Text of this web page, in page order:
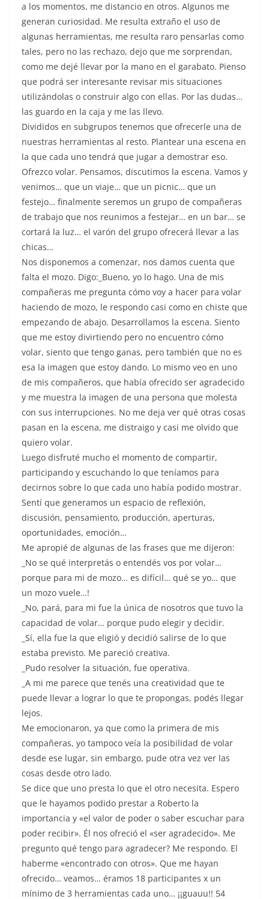
a los momentos, me distancio en otros. Algunos me
generan curiosidad. Me resulta extraño el uso de
algunas herramientas, me resulta raro pensarlas como
tales, pero no las rechazo, dejo que me sorprendan,
como me dejé llevar por la mano en el garabato. Pienso
que podrá ser interesante revisar mis situaciones
utilizándolas o construir algo con ellas. Por las dudas…
las guardo en la caja y me las llevo.
Divididos en subgrupos tenemos que ofrecerle una de
nuestras herramientas al resto. Plantear una escena en
la que cada uno tendrá que jugar a demostrar eso.
Ofrezco volar. Pensamos, discutimos la escena. Vamos y
venimos… que un viaje… que un picnic… que un
festejo… finalmente seremos un grupo de compañeras
de trabajo que nos reunimos a festejar… en un bar… se
cortará la luz… el varón del grupo ofrecerá llevar a las
chicas…
Nos disponemos a comenzar, nos damos cuenta que
falta el mozo. Digo:_Bueno, yo lo hago. Una de mis
compañeras me pregunta cómo voy a hacer para volar
haciendo de mozo, le respondo casi como en chiste que
empezando de abajo. Desarrollamos la escena. Siento
que me estoy divirtiendo pero no encuentro cómo
volar, siento que tengo ganas, pero también que no es
esa la imagen que estoy dando. Lo mismo veo en uno
de mis compañeros, que había ofrecido ser agradecido
y me muestra la imagen de una persona que molesta
con sus interrupciones. No me deja ver qué otras cosas
pasan en la escena, me distraigo y casi me olvido que
quiero volar.
Luego disfruté mucho el momento de compartir,
participando y escuchando lo que teníamos para
decirnos sobre lo que cada uno había podido mostrar.
Sentí que generamos un espacio de reflexión,
discusión, pensamiento, producción, aperturas,
oportunidades, emoción…
Me apropié de algunas de las frases que me dijeron:
_No se qué interpretás o entendés vos por volar…
porque para mi de mozo… es difícil… qué se yo… que
un mozo vuele…!
_No, pará, para mi fue la única de nosotros que tuvo la
capacidad de volar… porque pudo elegir y decidir.
_Sí, ella fue la que eligió y decidió salirse de lo que
estaba previsto. Me pareció creativa.
_Pudo resolver la situación, fue operativa.
_A mi me parece que tenés una creatividad que te
puede llevar a lograr lo que te propongas, podés llegar
lejos.
Me emocionaron, ya que como la primera de mis
compañeras, yo tampoco veía la posibilidad de volar
desde ese lugar, sin embargo, pude otra vez ver las
cosas desde otro lado.
Se dice que uno presta lo que el otro necesita. Espero
que le hayamos podido prestar a Roberto la
importancia y «el valor de poder o saber escuchar para
poder recibir». Él nos ofreció el «ser agradecido». Me
pregunto qué tengo para agradecer? Me respondo. El
haberme «encontrado con otros». Que me hayan
ofrecido… veamos… éramos 18 participantes x un
mínimo de 3 herramientas cada uno… ¡¡guauu!! 54